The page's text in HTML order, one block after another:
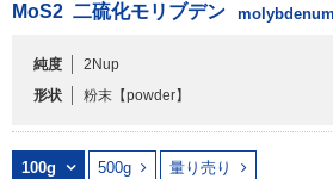
MoS2 二硫化モリブデン
純度
2Nup
形状
粉末 【powder】
100g 500g 量り売り